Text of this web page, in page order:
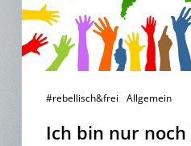
#rebellisch&frei Allgemein
Ich bin nur